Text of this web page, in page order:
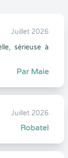
Juillet 2026
sérieuse à
Par Maie
Juillet 2026
Robatel